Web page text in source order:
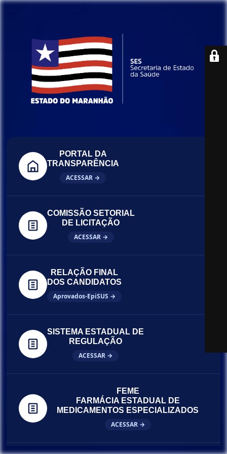
PORTAL DA
TRANSPARÊNCIA
ACESSAR →
COMISSÃO SETORIAL
DE LICITAÇÃO
ACESSAR →
RELAÇÃO FINAL
DOS CANDIDATOS
Aprovados-EpiSUS →
SISTEMA ESTADUAL DE
REGULAÇÃO
ACESSAR →
FEME
FARMÁCIA ESTADUAL DE
MEDICAMENTOS ESPECIALIZADOS
ACESSAR →